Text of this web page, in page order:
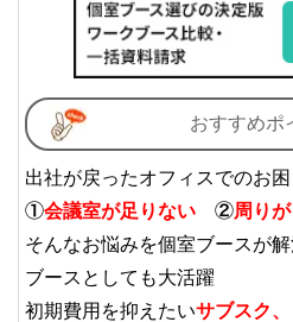
おすすめポ
出社が戻ったオフィスでのお
①会議室が足りない ②周り
そんなお悩みを個室ブースが
ブースとしても大活躍
初期費用を抑えたいサブスク